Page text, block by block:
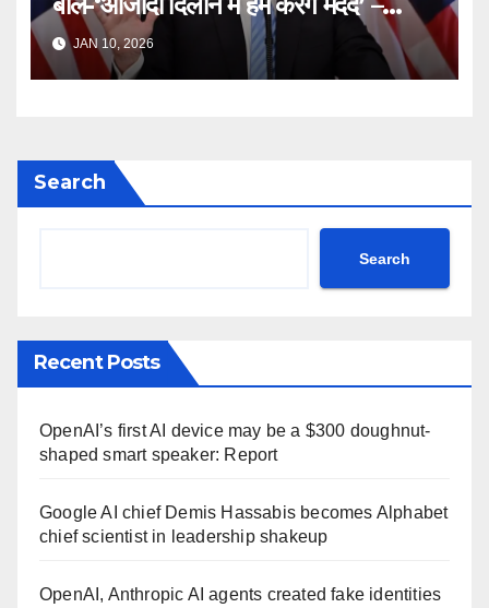
Iran Freedom Tehran Protest
Donald Trump Truth Social
post Khamenei ntc rttm
JAN 10, 2026
Search
Search
Recent Posts
OpenAI’s first AI device may be a $300 doughnut-
shaped smart speaker: Report
Google AI chief Demis Hassabis becomes Alphabet
chief scientist in leadership shakeup
OpenAI, Anthropic AI agents created fake identities